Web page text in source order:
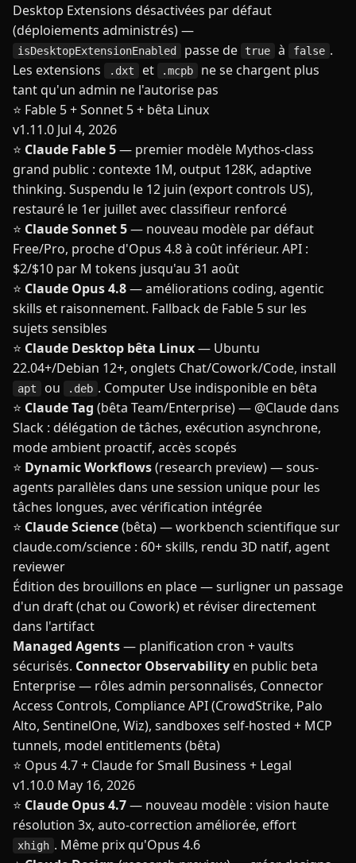
Desktop Extensions désactivées par défaut
(déploiements administrés) —
isDesktopExtensionEnabled passe de true à false .
Les extensions
.dxt et .mcpb
ne se chargent plus
tant qu'un admin ne l'autorise pas
⭐ Fable 5 + Sonnet 5 + bêta Linux
v1.11.0 Jul 4, 2026
⭐ Claude Fable 5— premier modèle Mythos-class
grand public : contexte 1M, output 128K, adaptive
thinking. Suspendu le 12 juin (export controls US),
restauré le 1er juillet avec classifieur renforcé
⭐ Claude Sonnet 5— nouveau modèle par défaut
Free/Pro, proche d'Opus 4.8 à coût inférieur. API :
$2/$10 par M tokens jusqu'au 31 août
⭐ Claude Opus 4.8— améliorations coding, agentic
skills et raisonnement. Fallback de Fable 5 sur les
sujets sensibles
⭐ Claude Desktop bêta Linux— Ubuntu
22.04+/Debian 12+, onglets Chat/Cowork/Code, install
apt ou .deb . Computer Use indisponible en bêta
⭐ Claude Tag (bêta Team/Enterprise) — @Claude dans
Slack : délégation de tâches, exécution asynchrone,
mode ambient proactif, accès scopés
⭐ Dynamic Workflows(research preview) — sous-
agents parallèles dans une session unique pour les
tâches longues, avec vérification intégrée
⭐ Claude Science(bêta) — workbench scientifique sur
claude.com/science : 60+ skills, rendu 3D natif, agent
reviewer
Édition des brouillons en place — surligner un passage
d'un draft (chat ou Cowork) et réviser directement
dans l'artifact
Managed Agents— planification cron + vaults
sécurisés. Connector Observability en public beta
Enterprise — rôles admin personnalisés, Connector
Access Controls, Compliance API (CrowdStrike, Palo
Alto, SentinelOne, Wiz), sandboxes self-hosted + MCP
tunnels, model entitlements (bêta)
⭐ Opus 4.7 + Claude for Small Business + Legal
v1.10.0 May 16, 2026
⭐ Claude Opus 4.7— nouveau modèle : vision haute
résolution 3x, auto-correction améliorée, effort
xhigh . Même prix qu'Opus 4.6